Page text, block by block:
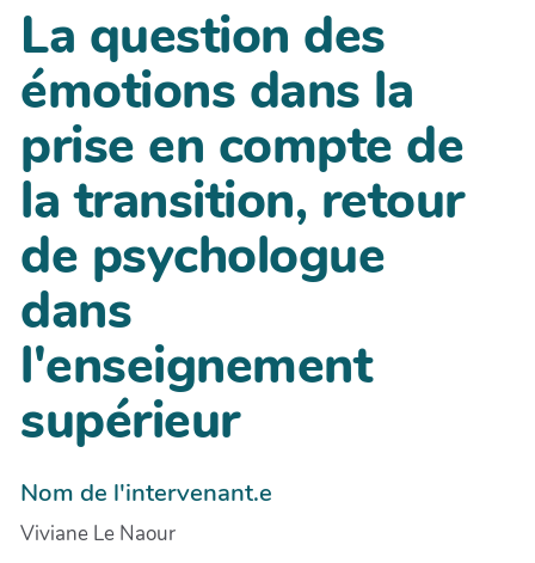
La question des
émotions dans la
prise en compte de
la transition, retour
de psychologue
dans
l'enseignement
supérieur
Nom de l'intervenant.e
Viviane Le Naour